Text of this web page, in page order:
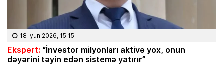
18 İyun 2026, 15:15
Ekspert: “İnvestor milyonları aktivə yox, onun
dəyərini təyin edən sistemə yatırır”